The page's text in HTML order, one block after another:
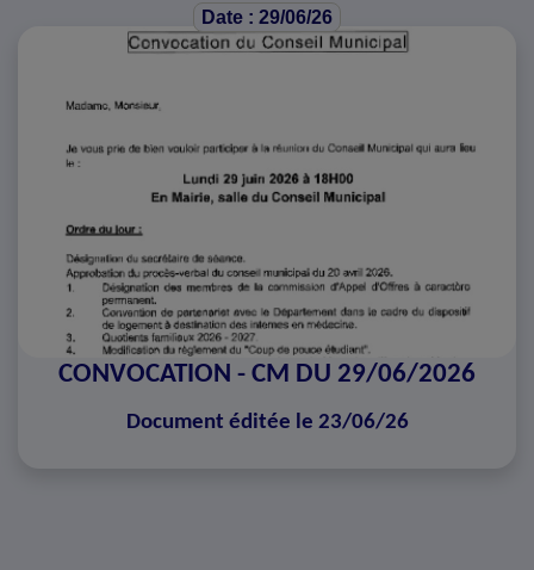
Date : 29/06/26
CONVOCATION - CM DU 29/06/2026
Document éditée le 23/06/26